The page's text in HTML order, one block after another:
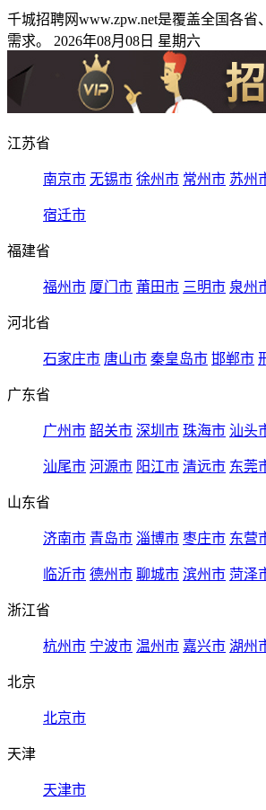
千城招聘网www.zpw.net是覆盖全国各
需求。 2026年08月08日 星期六
江苏省
南京市 无锡市 徐州市 常州市 苏州
宿迁市
福建省
福州市 厦门市 莆田市 三明市 泉州
河北省
石家庄市 唐山市 秦皇岛市 邯郸市
广东省
广州市 韶关市 深圳市 珠海市 汕头
汕尾市 河源市 阳江市 清远市 东莞
山东省
济南市 青岛市 淄博市 枣庄市 东营
临沂市 德州市 聊城市 滨州市 菏泽
浙江省
杭州市 宁波市 温州市 嘉兴市 湖州
北京
北京市
天津
天津市